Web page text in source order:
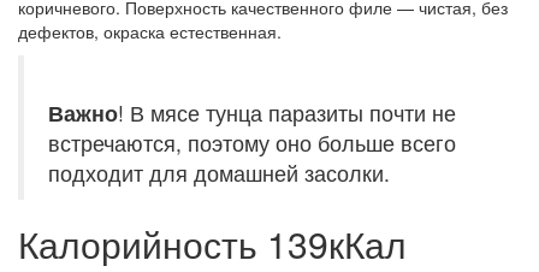
коричневого. Поверхность качественного филе — чистая, без
дефектов, окраска естественная.
Важно! В мясе тунца паразиты почти не
встречаются, поэтому оно больше всего
подходит для домашней засолки.
Калорийность 139кКал